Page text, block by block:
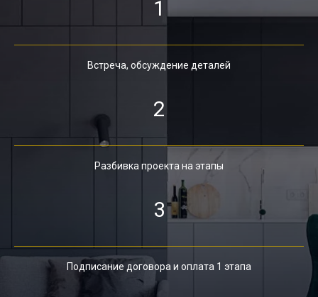
1
Встреча, обсуждение деталей
2
Разбивка проекта на этапы
3
Подписание договора и оплата 1 этапа